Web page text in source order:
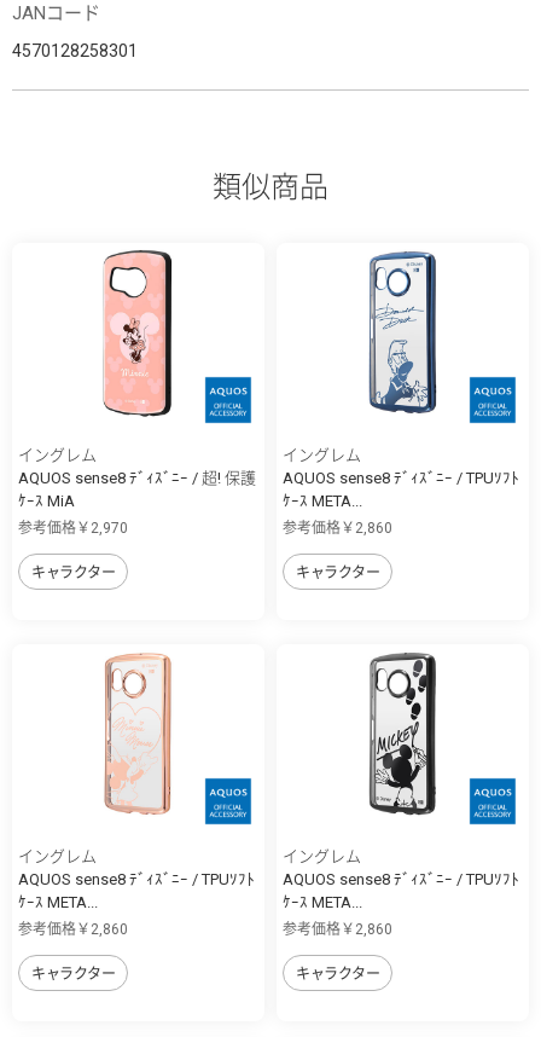
JANコード
4570128258301
類似商品
イングレム
AQUOS sense8 ﾃﾞｨｽﾞﾆｰ / 超! 保護
ｹｰｽ MiA
参考価格￥2,970
キャラクター
イングレム
AQUOS sense8 ﾃﾞｨｽﾞﾆｰ / TPUｿﾌﾄ
ｹｰｽ META...
参考価格￥2,860
キャラクター
イングレム
AQUOS sense8 ﾃﾞｨｽﾞﾆｰ / TPUｿﾌﾄ
ｹｰｽ META...
参考価格￥2,860
キャラクター
イングレム
AQUOS sense8 ﾃﾞｨｽﾞﾆｰ / TPUｿﾌﾄ
ｹｰｽ META...
参考価格￥2,860
キャラクター